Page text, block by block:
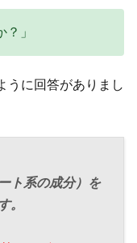
」
うに回答がありまし
ト系の成分）を
。